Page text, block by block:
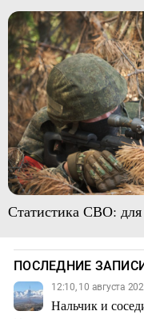
Статистика СВО: для
ПОСЛЕДНИЕ
12:10, 10 августа
Нальчик и